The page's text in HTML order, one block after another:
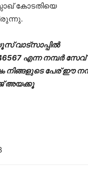
കോടതിയെ
വാട്സാപ്പില്‍
എന്ന നമ്പര്‍ സേവ്
പേര് ഈ
അയക്കൂ